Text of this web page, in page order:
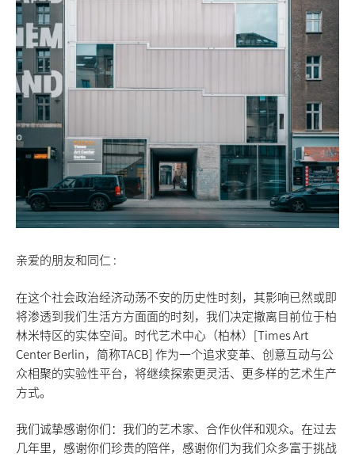
亲爱的朋友和同仁 :
在这个社会政治经济动荡不安的历史性时刻，其影响已然或即
将渗透到我们生活方方面面的时刻，我们决定撤离目前位于柏
林米特区的实体空间。时代艺术中心（柏林）[Times Art
Center Berlin，简称TACB] 作为一个追求变革、创意互动与公
众相聚的实验性平台，将继续探索更灵活、更多样的艺术生产
方式。
我们诚挚感谢你们：我们的艺术家、合作伙伴和观众。在过去
几年里，感谢你们珍贵的陪伴，感谢你们为我们众多富于挑战